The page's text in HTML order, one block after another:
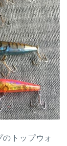
トップウォ